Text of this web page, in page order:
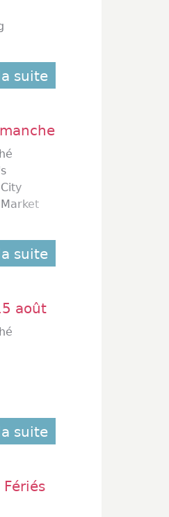
Dampierre
Chalons En Champagne
suite
suite
août
suite
Fériés